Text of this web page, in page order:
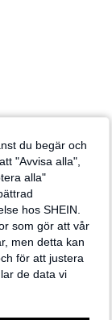
du begär och
"Avvisa alla",
alla"
hos SHEIN.
som gör att vår
men detta kan
för att justera
de data vi